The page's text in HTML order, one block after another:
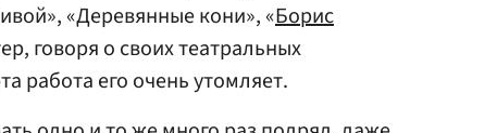
«Деревянные кони», «Борис
говоря о своих театральных
работа его очень утомляет.